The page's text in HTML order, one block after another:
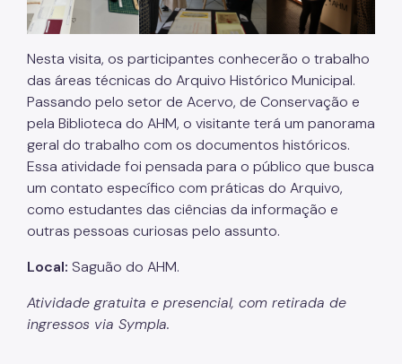
Nesta visita, os participantes conhecerão o trabalho
das áreas técnicas do Arquivo Histórico Municipal.
Passando pelo setor de Acervo, de Conservação e
pela Biblioteca do AHM, o visitante terá um panorama
geral do trabalho com os documentos históricos.
Essa atividade foi pensada para o público que busca
um contato específico com práticas do Arquivo,
como estudantes das ciências da informação e
outras pessoas curiosas pelo assunto.
Local: Saguão do AHM.
Atividade gratuita e presencial, com retirada de
ingressos via Sympla.